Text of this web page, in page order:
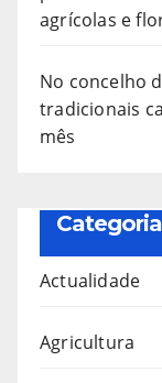
agrícolas e
No concelho
tradicionais
mês
Actualidade
Agricultura